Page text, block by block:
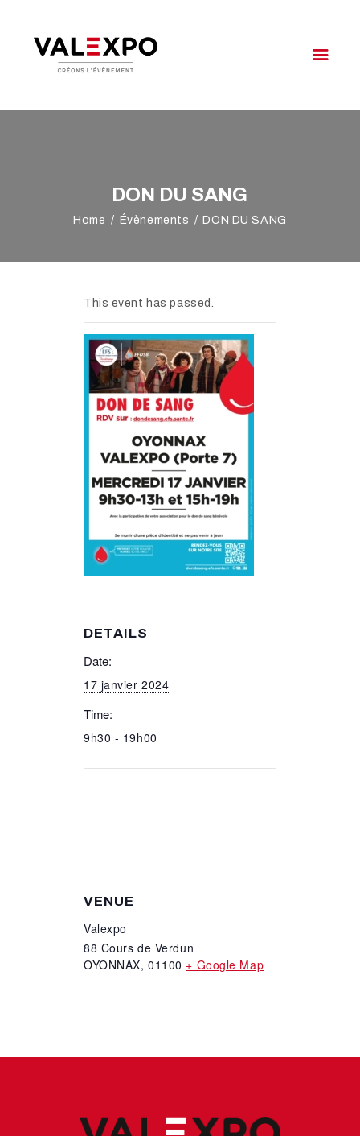
DON DU SANG
Home Évènements DON DU SANG
VALEXPO OYONNAX
AGENDA
ACCÈS & CONTACT
This event has passed.
DETAILS
Date:
17 janvier 2024
Time:
9h30 - 19h00
VENUE
Valexpo
88 Cours de Verdun
OYONNAX, 01100 + Google Map